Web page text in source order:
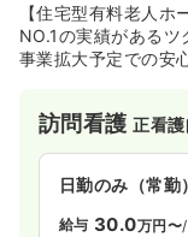
【住宅型有料老人
NO.1の実績がある
事業拡大予定での安
訪問看護正看
日勤のみ（常勤）
給与 30.0万円〜